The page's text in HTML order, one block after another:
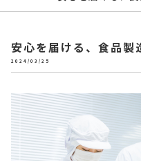
安心を届ける、食品製
2024/03/25